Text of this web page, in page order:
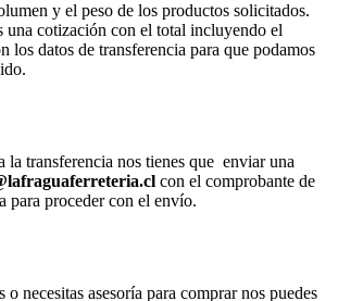
y el peso de los productos solicitados.
una cotización con el total incluyendo el
los datos de transferencia para que podamos
la transferencia nos tienes que enviar una
con el comprobante de
para proceder con el envío.
o necesitas asesoría para comprar nos puedes